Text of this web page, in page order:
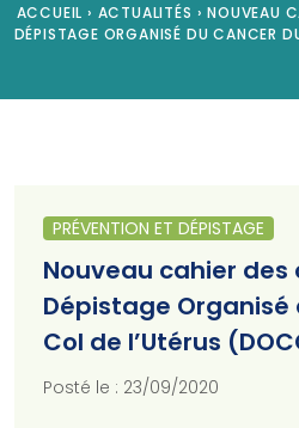
ACCUEIL › ACTUALITÉS › NOUVEAU
DÉPISTAGE ORGANISÉ DU CANCER
PRÉVENTION ET DÉPISTAGE
Nouveau cahier
Dépistage Organisé
Col de l’Utérus
Posté le : 23/09/2020